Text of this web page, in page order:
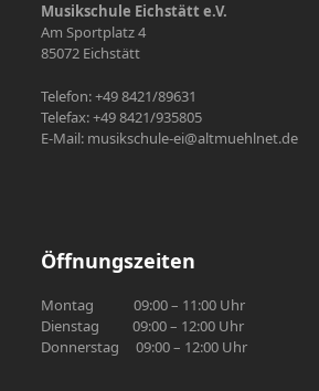
Musikschule Eichstätt e.V.
Am Sportplatz 4
85072 Eichstätt
Telefon: +49 8421/89631
Telefax: +49 8421/935805
E-Mail: musikschule-ei@altmuehlnet.de
Öffnungszeiten
Montag 09:00 – 11:00 Uhr
Dienstag 09:00 – 12:00 Uhr
Donnerstag 09:00 – 12:00 Uhr